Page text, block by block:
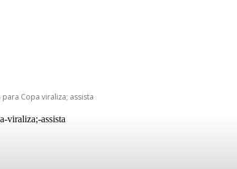
Copa viraliza; assista